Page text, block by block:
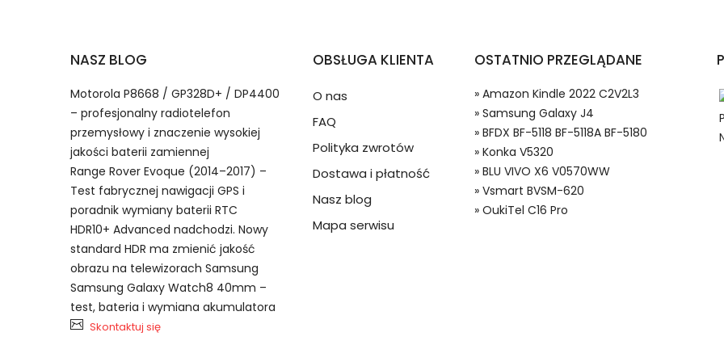
Dzięki ochronie kupujących w systemie PayPal możesz odzyskać całkowitą wartość
przedmiot do Ciebie nie dotrze lub będzie się znacznie różnić od opisu.
Numer produktu ładowarki
Model urządzenia
Numer produktu baterii
BFDX CC06 bateria, CC06 Baterie do Radiotelefonów, Alternatywna bateria do BFDX CC06,BFDX
NASZ BLOG
Motorola P8668 / GP328D+ / DP4400
– profesjonalny radiotelefon
przemysłowy i znaczenie wysokiej
jakości baterii zamiennej
Range Rover Evoque (2014–2017) –
Test fabrycznej nawigacji GPS i
poradnik wymiany baterii RTC
HDR10+ Advanced nadchodzi. Nowy
standard HDR ma zmienić jakość
obrazu na telewizorach Samsung
Samsung Galaxy Watch8 40mm –
test, bateria i wymiana akumulatora
Skontaktuj się
OBSŁUGA KLIENTA
O nas
FAQ
Polityka zwrotów
Dostawa i płatność
Nasz blog
Mapa serwisu
OSTATNIO PRZEGLĄDANE
» Amazon Kindle 2022 C2V2L3
» Samsung Galaxy J4
» BFDX BF-5118 BF-5118A BF-5180
» Konka V5320
» BLU VIVO X6 V0570WW
» Vsmart BVSM-620
» OukiTel C16 Pro